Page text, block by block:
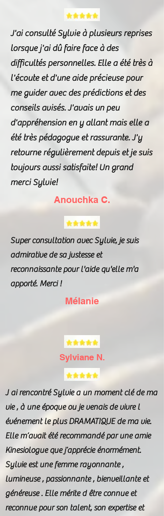
J'ai consulté Sylvie à plusieurs reprises
lorsque j'ai dû faire face à des
difficultés personnelles. Elle a été très à
l'écoute et d'une aide précieuse pour
me guider avec des prédictions et des
conseils avisés. J'avais un peu
d'appréhension en y allant mais elle a
été très pédagogue et rassurante. J'y
retourne régulièrement depuis et je suis
toujours aussi satisfaite! Un grand
merci Sylvie!
Anouchka C.
Super consultation avec Sylvie, je suis
admirative de sa justesse et
reconnaissante pour l'aide qu'elle m'a
apporté. Merci !
Mélanie
Sylviane N.
J ai rencontré Sylvie a un moment clé de ma
vie , à une époque ou je venais de vivre l
événement le plus DRAMATIQUE de ma vie.
Elle m’avait été recommandé par une amie
Kinesiologue que j’apprécie énormément.
Sylvie est une femme rayonnante ,
lumineuse , passionnante , bienveillante et
généreuse . Elle mérite d être connue et
reconnue pour son talent, son expertise et